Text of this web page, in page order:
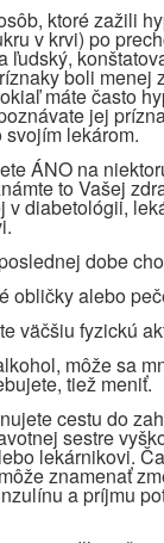
ktoré zažili
v krvi) po
ľudský,
boli menej
máte často
jej
svojím lekárom.
ÁNO na
to Vašej
v diabetológii,
dobe
obličky alebo
väčšiu fyzickú
môže sa
tiež meniť.
cestu do
sestre
lekárnikovi.
znamenať
a príjmu